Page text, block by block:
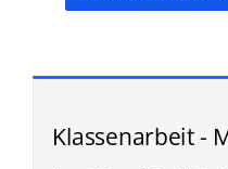
Klassenarbeit -